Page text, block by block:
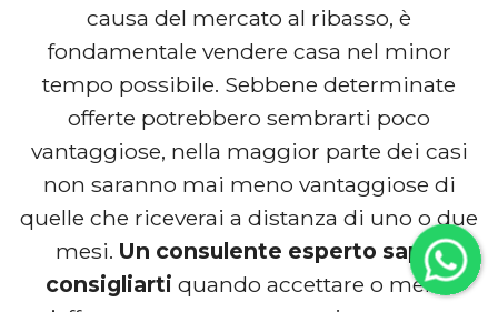
causa del mercato al ribasso, è
fondamentale vendere casa nel minor
tempo possibile. Sebbene determinate
offerte potrebbero sembrarti poco
vantaggiose, nella maggior parte dei casi
non saranno mai meno vantaggiose di
quelle che riceverai a distanza di uno o due
mesi. Un consulente esperto saprà
consigliarti quando accettare o meno